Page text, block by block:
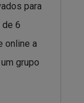
para
de 6
online a
grupo